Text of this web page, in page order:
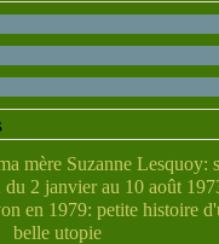
mère Suzanne Lesquoy:
du 2 janvier au 10 août
en 1979: petite histoire
belle utopie